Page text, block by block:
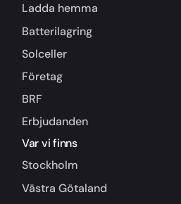
Ladda hemma
Batterilagring
Solceller
Företag
BRF
Erbjudanden
Var vi finns
Stockholm
Västra Götaland